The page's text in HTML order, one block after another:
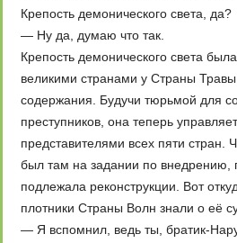
Крепость демонического света, да?
— Ну да, думаю что так.
Крепость демонического света
великими странами у Страны Травы
содержания. Будучи тюрьмой для
преступников, она теперь
представителями всех пяти стран.
был там на задании по внедрению,
подлежала реконструкции. Вот
плотники Страны Волн знали о её
— Я вспомнил, ведь ты, братик-